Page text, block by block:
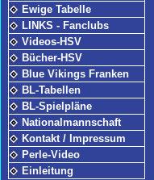
Ewige Tabelle
LINKS - Fanclubs
Videos-HSV
Bücher-HSV
Blue Vikings Franken
BL-Tabellen
BL-Spielpläne
Nationalmannschaft
Kontakt / Impressum
Perle-Video
Einleitung